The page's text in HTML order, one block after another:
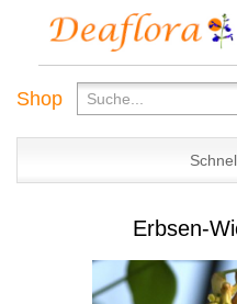
Shop
Erbsen-